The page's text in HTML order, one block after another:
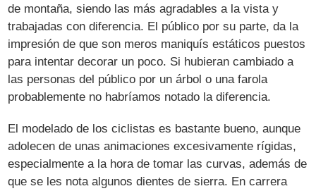
de montaña, siendo las más agradables a la vista y
trabajadas con diferencia. El público por su parte, da la
impresión de que son meros maniquís estáticos puestos
para intentar decorar un poco. Si hubieran cambiado a
las personas del público por un árbol o una farola
probablemente no habríamos notado la diferencia.
El modelado de los ciclistas es bastante bueno, aunque
adolecen de unas animaciones excesivamente rígidas,
especialmente a la hora de tomar las curvas, además de
que se les nota algunos dientes de sierra. En carrera